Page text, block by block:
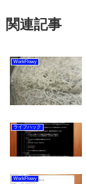
関連記事
WorkFlowy
ライフハック
WorkFlowy